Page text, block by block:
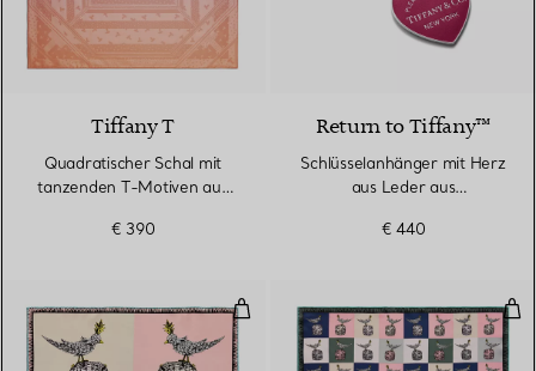
Tiffany T
Quadratischer Schal mit
tanzenden T-Motiven aus
€ 390
Return to Tiffany™
Schlüsselanhänger mit Herz
aus Leder aus
Messing
€ 440
Bird on a Rock quadratischer